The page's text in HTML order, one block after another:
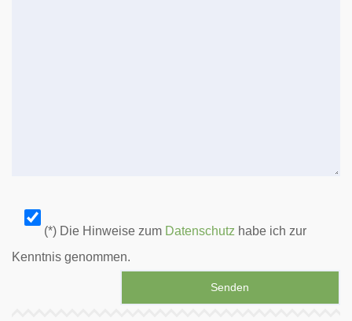
(*) Die Hinweise zum Datenschutz habe ich zur
Kenntnis genommen.